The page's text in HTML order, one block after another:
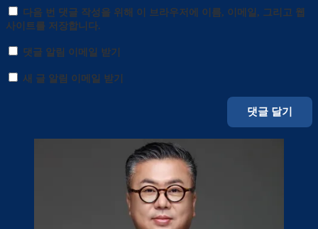
다음 번 댓글 작성을 위해 이 브라우저에 이름, 이메일, 그리고 웹
사이트를 저장합니다.
댓글 알림 이메일 받기
새 글 알림 이메일 받기